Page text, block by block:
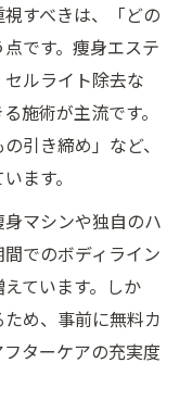
すさを実感する
われる理由と対
が実感しやすく
る生活習慣の工
の方法とは
を叶える効果的
すべきは、「どの
です。痩身エステ
ルライト除去な
施術が主流です。
引き締め」など、
ます。
マシンや独自のハ
でのボディライン
ています。しか
め、事前に無料カ
ターケアの充実度